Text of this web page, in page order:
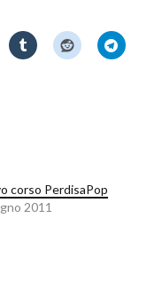
corso PerdisaPop
2011